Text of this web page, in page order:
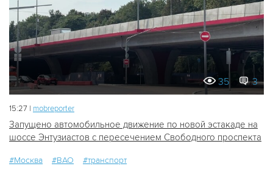
35 3
15:27 | mobreporter
Запущено автомобильное движение по новой эстакаде на
шоссе Энтузиастов с пересечением Свободного проспекта
#Москва #ВАО #транспорт